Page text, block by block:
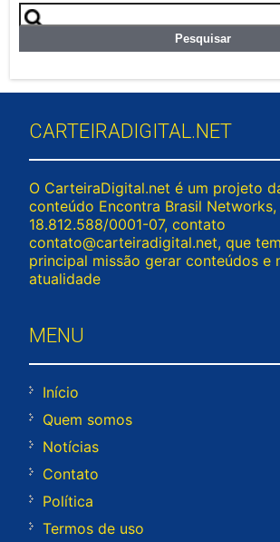
Pesquisar
por:
CARTEIRADIGITAL.NET
O CarteiraDigital.net é um projeto
conteúdo Encontra Brasil Networks,
18.812.588/0001-07, contato
contato@carteiradigital.net, que
principal missão gerar conteúdos e
atualidade
MENU
Início
Quem somos
Notícias
Contato
Política
Termos de uso